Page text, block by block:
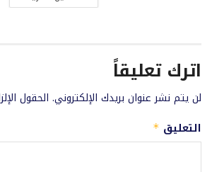
اترك تعليقاً
لن يتم نشر عنوان بريدك الإلكتروني. الحقول
التعليق *